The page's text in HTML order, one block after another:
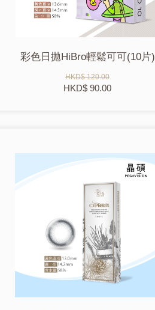
彩色日拋HiBro輕鬆可可(10片)
HKD$ 120.00
HKD$ 90.00